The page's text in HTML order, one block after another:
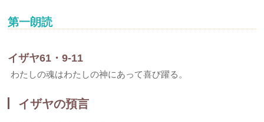
第一朗読
イザヤ61・9-11
わたしの魂はわたしの神にあって喜び躍る。
イザヤの預言